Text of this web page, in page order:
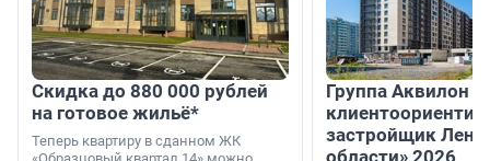
Скидка до 880 000 рублей
на готовое жильё*
Теперь квартиру в сданном ЖК
Группа Аквилон
застройщик
области» 2026